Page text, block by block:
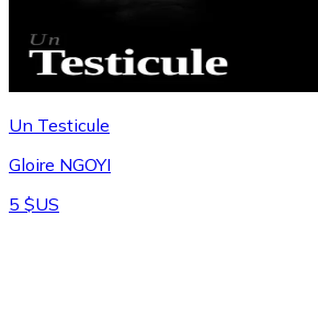
Un Testicule
Gloire NGOYI
5 $US